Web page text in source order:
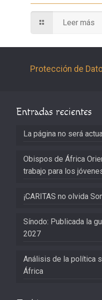
Leer más
Protección de
Entradas recientes
La página no será
Obispos de África
trabajo para los
¡CARITAS no olvida
Sínodo: Publicada la
2027
Análisis de la política
África